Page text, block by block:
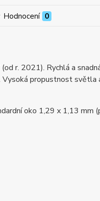
Hodnocení 0
r. 2021). Rychlá a
propustnost světla
oko 1,29 x 1,13 mm